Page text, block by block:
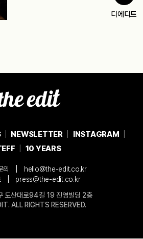
디에디트
NEWSLETTER
INSTAGRAM
10 YEARS
의
hello@the-edit.co.kr
press@the-edit.co.kr
도산대로94길 19 진영빌딩 2층
ALL RIGHTS RESERVED.